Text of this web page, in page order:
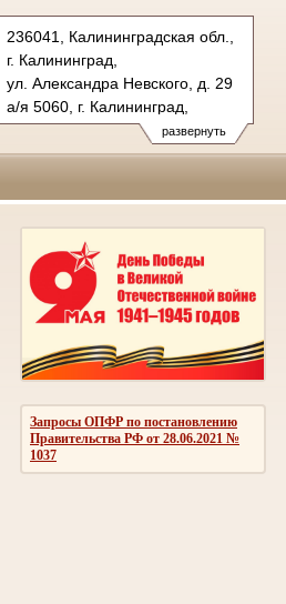
развернуть
236041, Калининградская обл.,
г. Калининград,
ул. Александра Невского, д. 29
а/я 5060, г. Калининград,
236035 (почт.)
Тел.: (4012) 53-13-75, 51-27-15
leningradsky.kln@sudrf.ru
Запросы ОПФР по постановлению
Правительства РФ от 28.06.2021 №
1037